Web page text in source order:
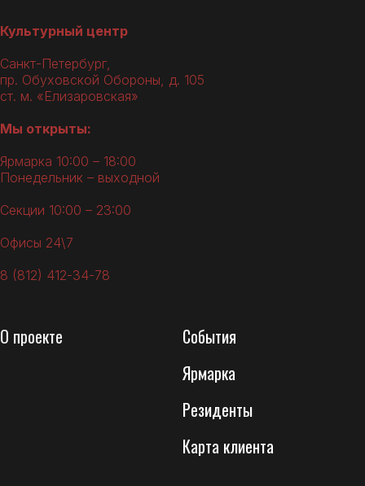
Культурный центр
Санкт-Петербург,
пр. Обуховской Обороны, д. 105
ст. м. «Елизаровская»
Мы открыты:
Ярмарка 10:00 – 18:00
Понедельник – выходной
Секции 10:00 – 23:00
Офисы 24\7
8 (812) 412-34-78
О проекте
События
Ярмарка
Резиденты
Карта клиента